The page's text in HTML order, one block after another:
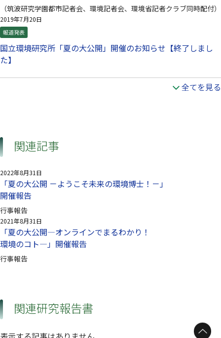
（筑波研究学園都市記者会、環境記者会、環境省記者クラブ同時配付）
2019年7月20日
報道発表
国立環境研究所「夏の大公開」開催のお知らせ【終了しまし
た】
全てを見る
関連記事
2022年8月31日
「夏の大公開 －ようこそ未来の環境博士！－」
開催報告
行事報告
2021年8月31日
「夏の大公開—オンラインでまるわかり！
環境のコト—」開催報告
行事報告
関連研究報告書